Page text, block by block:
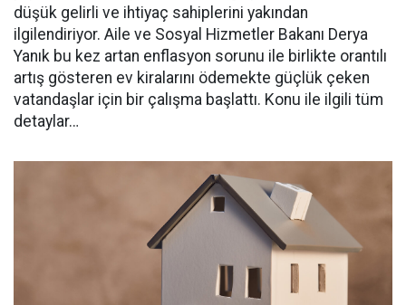
düşük gelirli ve ihtiyaç sahiplerini yakından
ilgilendiriyor. Aile ve Sosyal Hizmetler Bakanı Derya
Yanık bu kez artan enflasyon sorunu ile birlikte orantılı
artış gösteren ev kiralarını ödemekte güçlük çeken
vatandaşlar için bir çalışma başlattı. Konu ile ilgili tüm
detaylar…